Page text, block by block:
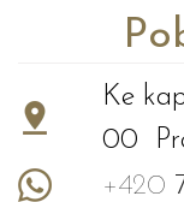
Ke
00
+420